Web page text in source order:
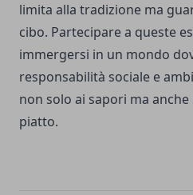
limita alla tradizione ma
cibo. Partecipare a queste
immergersi in un mondo
responsabilità sociale e
non solo ai sapori ma anche
piatto.